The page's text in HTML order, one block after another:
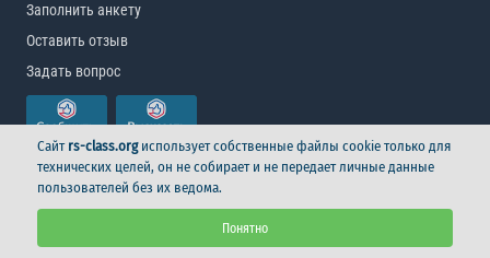
Заполнить анкету
Оставить отзыв
Задать вопрос
© Российский морской регистр судоходства, 2026
Логотип
Сайт rs-class.orgиспользует собственные файлы cookie только для
технических целей, он не собирает и не передает личные данные
пользователей без их ведома.
Понятно